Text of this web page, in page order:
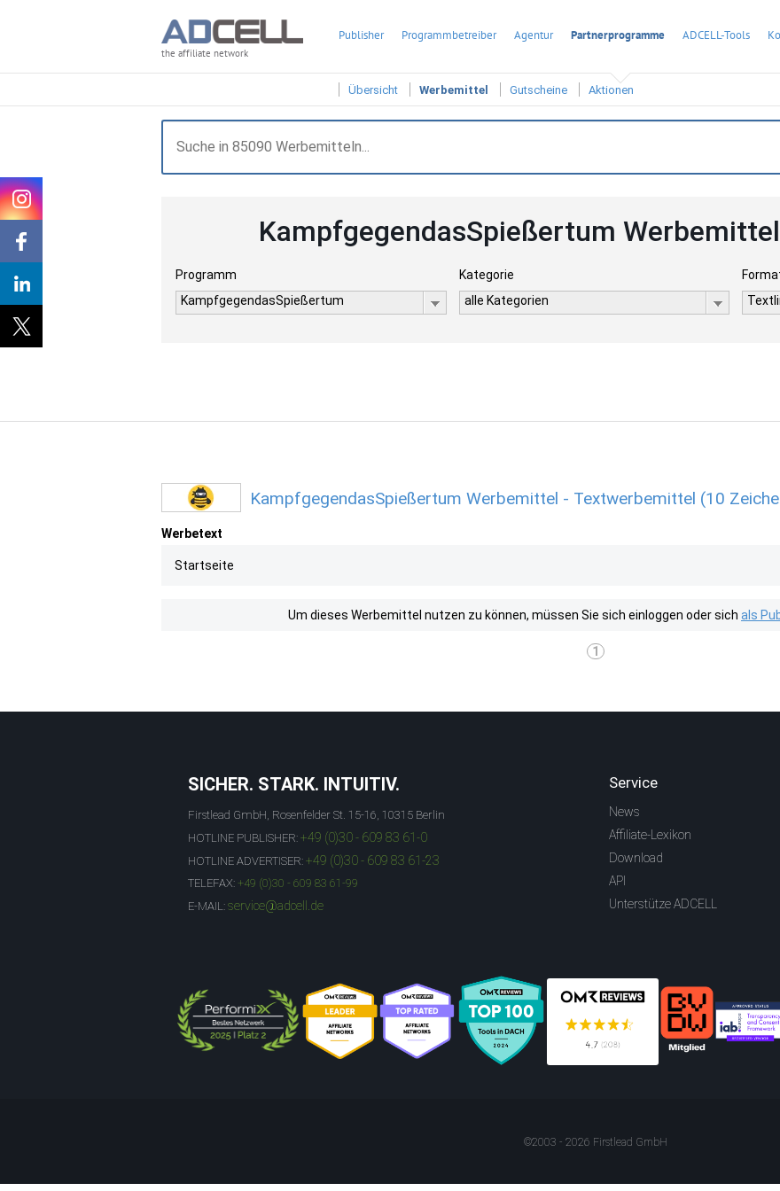
the affiliate network
Publisher Programmbetreiber Agentur Partnerprogramme ADCELL-Tools
Übersicht Werbemittel Gutscheine Aktionen
KampfgegendasSpießertum Werbemittel
Programm
KampfgegendasSpießertum
Kategorie
alle Kategorien
KampfgegendasSpießertum Werbemittel - Textwerbemittel (10
Werbetext
Startseite
Um dieses Werbemittel nutzen zu können, müssen Sie sich einloggen oder sich als
1
SICHER. STARK. INTUITIV.
Firstlead GmbH, Rosenfelder St. 15-16, 10315 Berlin
HOTLINE PUBLISHER: +49 (0)30 - 609 83 61-0
HOTLINE ADVERTISER: +49 (0)30 - 609 83 61-23
TELEFAX: +49 (0)30 - 609 83 61-99
E-MAIL: service@adcell.de
Service
News
Affiliate-Lexikon
Download
API
Unterstütze ADCELL
©2003 - 2026 Firstlead GmbH